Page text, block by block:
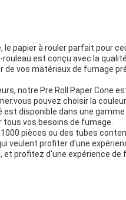
le papier à rouler parfait pour
est conçu avec la
de vos matériaux de fumage
notre Pre Roll Paper Cone
pouvez choisir la
disponible dans une
tous vos besoins de fumage.
pièces ou des tubes
veulent profiter d'une
et profitez d'une expérience